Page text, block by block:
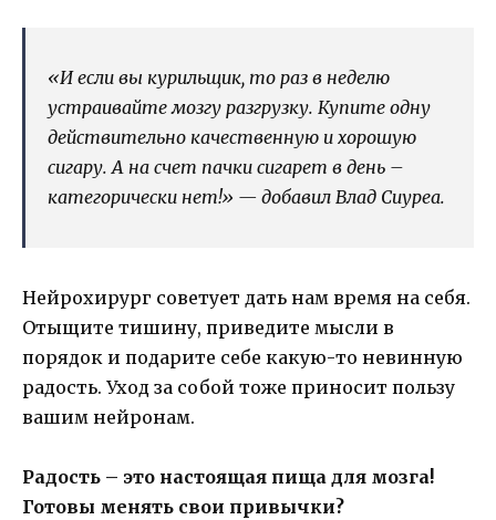
«И если вы курильщик, то раз в неделю
устраивайте мозгу разгрузку. Купите одну
действительно качественную и хорошую
сигару. А на счет пачки сигарет в день –
категорически нет!» — добавил Влад Сиуреа.
Нейрохирург советует дать нам время на себя.
Отыщите тишину, приведите мысли в
порядок и подарите себе какую-то невинную
радость. Уход за собой тоже приносит пользу
вашим нейронам.
Радость – это настоящая пища для мозга!
Готовы менять свои привычки?